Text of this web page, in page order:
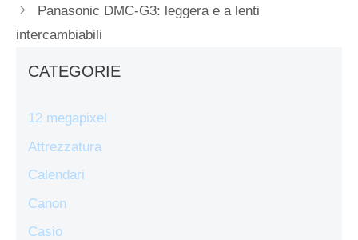
Panasonic DMC-G3: leggera e a lenti
intercambiabili
CATEGORIE
12 megapixel
Attrezzatura
Calendari
Canon
Casio